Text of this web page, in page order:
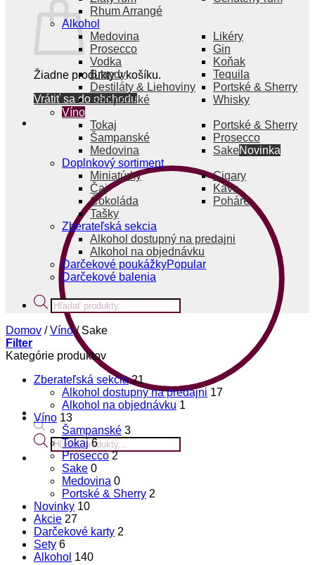
Žiadne produkty v košíku.
Vrátiť sa do obchodu
Products
search
Rhum Arrangé
Alkohol
Medovina
Likéry
Prosecco
Gin
Vodka
Koňak
Brandy
Tequila
Destiláty & Liehoviny
Portské & Sherry
Šampanské
Whisky
Víno
Tokaj
Portské & Sherry
Šampanské
Prosecco
Medovina
Sake
Doplnkový sortiment
Miniatúrky
Cigary
Čaj
Káva
Čokoláda
Poháre
Tašky
Zberateľská sekcia
Alkohol dostupný na predajni
Alkohol na objednávku
Darčekové poukážky
Darčekové balenia
Products
search
Domov / Víno /Sake
Filter
Kategórie produktov
Zberateľská sekcia 21
Alkohol dostupný na predajni 17
Alkohol na objednávku 1
Víno 13
Šampanské 3
Tokaj 6
Prosecco 2
Sake 0
Medovina 0
Portské & Sherry 2
Novinky 10
Akcie 27
Darčekové karty 2
Sety 6
Alkohol 140